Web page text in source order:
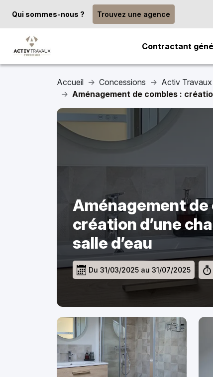
Qui sommes-nous ? Trouvez une agence
Contractant
Accueil Concessions Activ
Aménagement de combles :
Aménagement de
création d’une
salle d’eau
Du 31/03/2025 au 31/07/2025